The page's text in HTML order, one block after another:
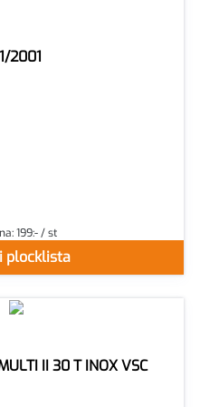
2001
plocklista
199:- / st
II 30 T INOX VSC